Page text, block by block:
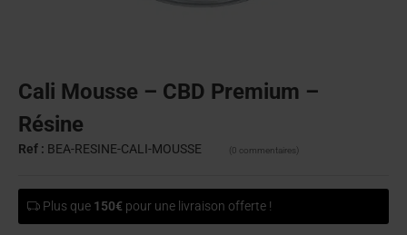
Cali Mousse – CBD Premium –
Résine
Ref : BEA-RESINE-CALI-MOUSSE (0 commentaires)
Plus que 150€ pour une livraison offerte !